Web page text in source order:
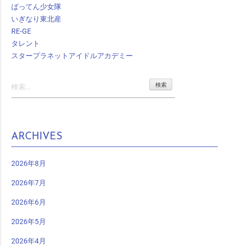
ばってん少女隊
いぎなり東北産
RE-GE
タレント
スタープラネットアイドルアカデミー
索:
ARCHIVES
2026年8月
2026年7月
2026年6月
2026年5月
2026年4月